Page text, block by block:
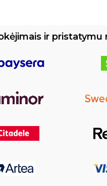
ir pristatymu